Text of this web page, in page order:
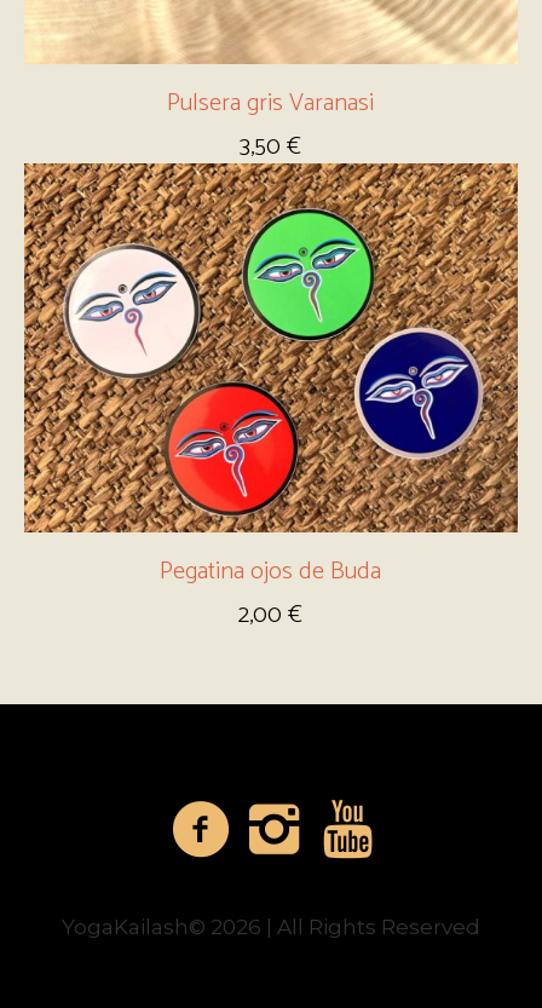
Pulsera gris Varanasi
3,50€
Pegatina ojos de Buda
2,00€
YogaKailash© 2026 | All Rights Reserved